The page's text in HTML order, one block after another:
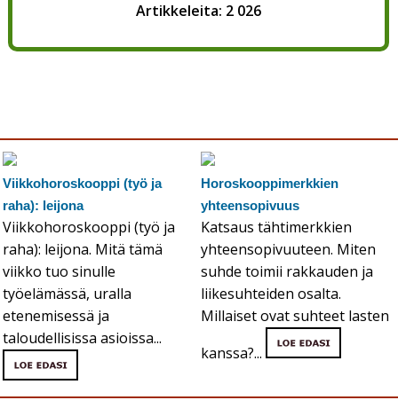
Artikkeleita: 2 026
Viikkohoroskooppi (työ ja
raha): leijona
Viikkohoroskooppi (työ ja
raha): leijona. Mitä tämä
viikko tuo sinulle
työelämässä, uralla
etenemisessä ja
taloudellisissa asioissa...
Horoskooppimerkkien
yhteensopivuus
Katsaus tähtimerkkien
yhteensopivuuteen. Miten
suhde toimii rakkauden ja
liikesuhteiden osalta.
Millaiset ovat suhteet lasten
kanssa?...